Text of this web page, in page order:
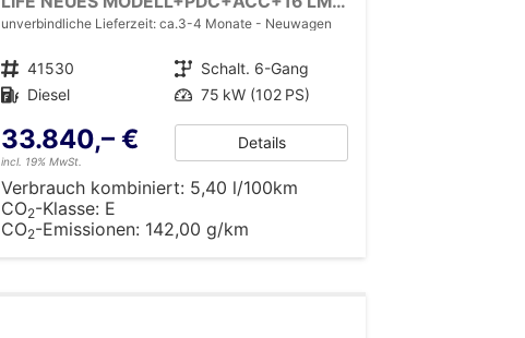
unverbindliche Lieferzeit: ca.3-4 Monate Neuwagen
Fahrzeugnr. 41530 Getriebe Schalt. 6-Gang
Kraftstoff Diesel Leistung 75 kW (102 PS)
33.840,– €
incl. 19% MwSt.
Details
Verbrauch kombiniert: 5,40 l/100km
CO2-Klasse: E
CO2-Emissionen: 142,00 g/km